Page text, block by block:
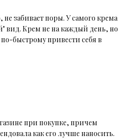
забивает поры. У самого крема
вид. Крем не на каждый день, но
быстрому привести себя в
при покупке, причем
как его лучше наносить.